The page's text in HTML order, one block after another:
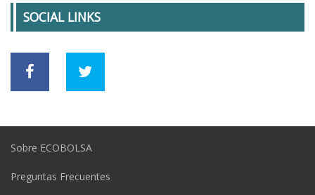
SOCIAL LINKS
Sobre ECOBOLSA
Preguntas Frecuentes